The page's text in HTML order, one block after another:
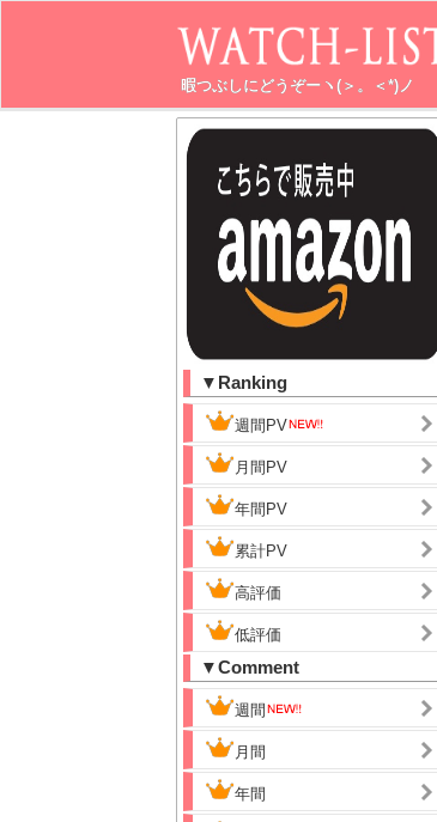
暇つぶしにどうぞーヽ(＞。＜*)ノ
▼Ranking
週間PV
月間PV
年間PV
累計PV
高評価
低評価
▼Comment
週間
月間
年間